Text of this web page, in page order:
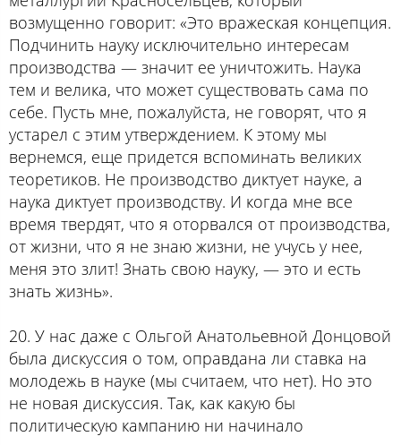
возмущенно говорит: «Это вражеская концепция.
Подчинить науку исключительно интересам
производства — значит ее уничтожить. Наука
тем и велика, что может существовать сама по
себе. Пусть мне, пожалуйста, не говорят, что я
устарел с этим утверждением. К этому мы
вернемся, еще придется вспоминать великих
теоретиков. Не производство диктует науке, а
наука диктует производству. И когда мне все
время твердят, что я оторвался от производства,
от жизни, что я не знаю жизни, не учусь у нее,
меня это злит! Знать свою науку, — это и есть
знать жизнь».
20. У нас даже с Ольгой Анатольевной Донцовой
была дискуссия о том, оправдана ли ставка на
молодежь в науке (мы считаем, что нет). Но это
не новая дискуссия. Так, как какую бы
политическую кампанию ни начинало